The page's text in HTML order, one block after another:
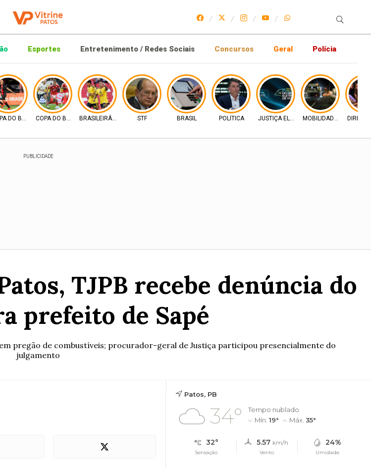
Esportes Entretenimento / Redes Sociais Concursos Geral Polícia
DO BRASILCOPA DO BRASILBRASILEIRÃO 2026 STF BRASIL POLÍTICA JUSTIÇA ELEITORALMOBILIDADE URBANA
PUBLICIDADE
TJPB recebe denúncia do
prefeito de Sapé
pregão de combustíveis; procurador-geral de Justiça participou presencialmente do
julgamento
Patos, PB
34°
Tempo nublado
Mín. 19° Máx. 35°
32°
Sensação
5.57 km/h
Vento
24%
Umidade